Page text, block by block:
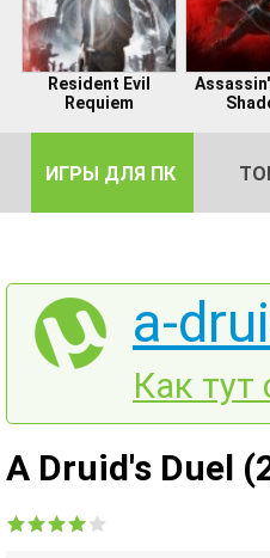
Resident Evil
Requiem
ИГРЫ ДЛЯ ПК
a-
Как тут
A Druid's Duel